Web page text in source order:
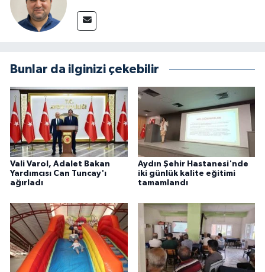
Bunlar da ilginizi çekebilir
Vali Varol, Adalet Bakan
Yardımcısı Can Tuncay'ı
ağırladı
Aydın Şehir Hastanesi'nde
iki günlük kalite eğitimi
tamamlandı